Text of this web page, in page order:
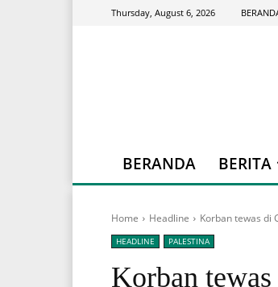
Thursday, August 6, 2026
BERANDA BERITA
Home Headline Korban tewas di
HEADLINE PALESTINA
Korban